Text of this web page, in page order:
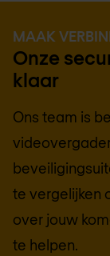
MAAK
Onze
klaar
Ons team is
te vergelijken
over jouw
te helpen.